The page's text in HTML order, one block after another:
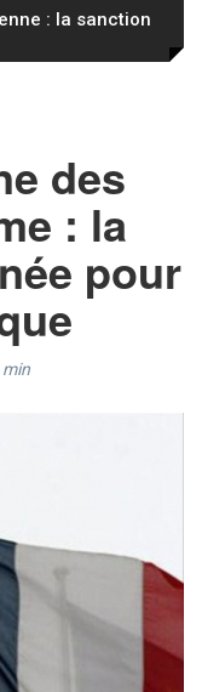
: la sanction
des
: la
pour
min